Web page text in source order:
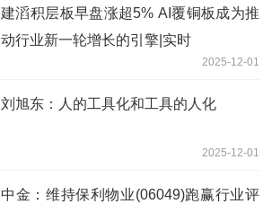
建滔积层板早盘涨超5% AI覆铜板成为推
动行业新一轮增长的引擎|实时
2025-12-01
刘旭东：人的工具化和工具的人化
2025-12-01
中金：维持保利物业(06049)跑赢行业评